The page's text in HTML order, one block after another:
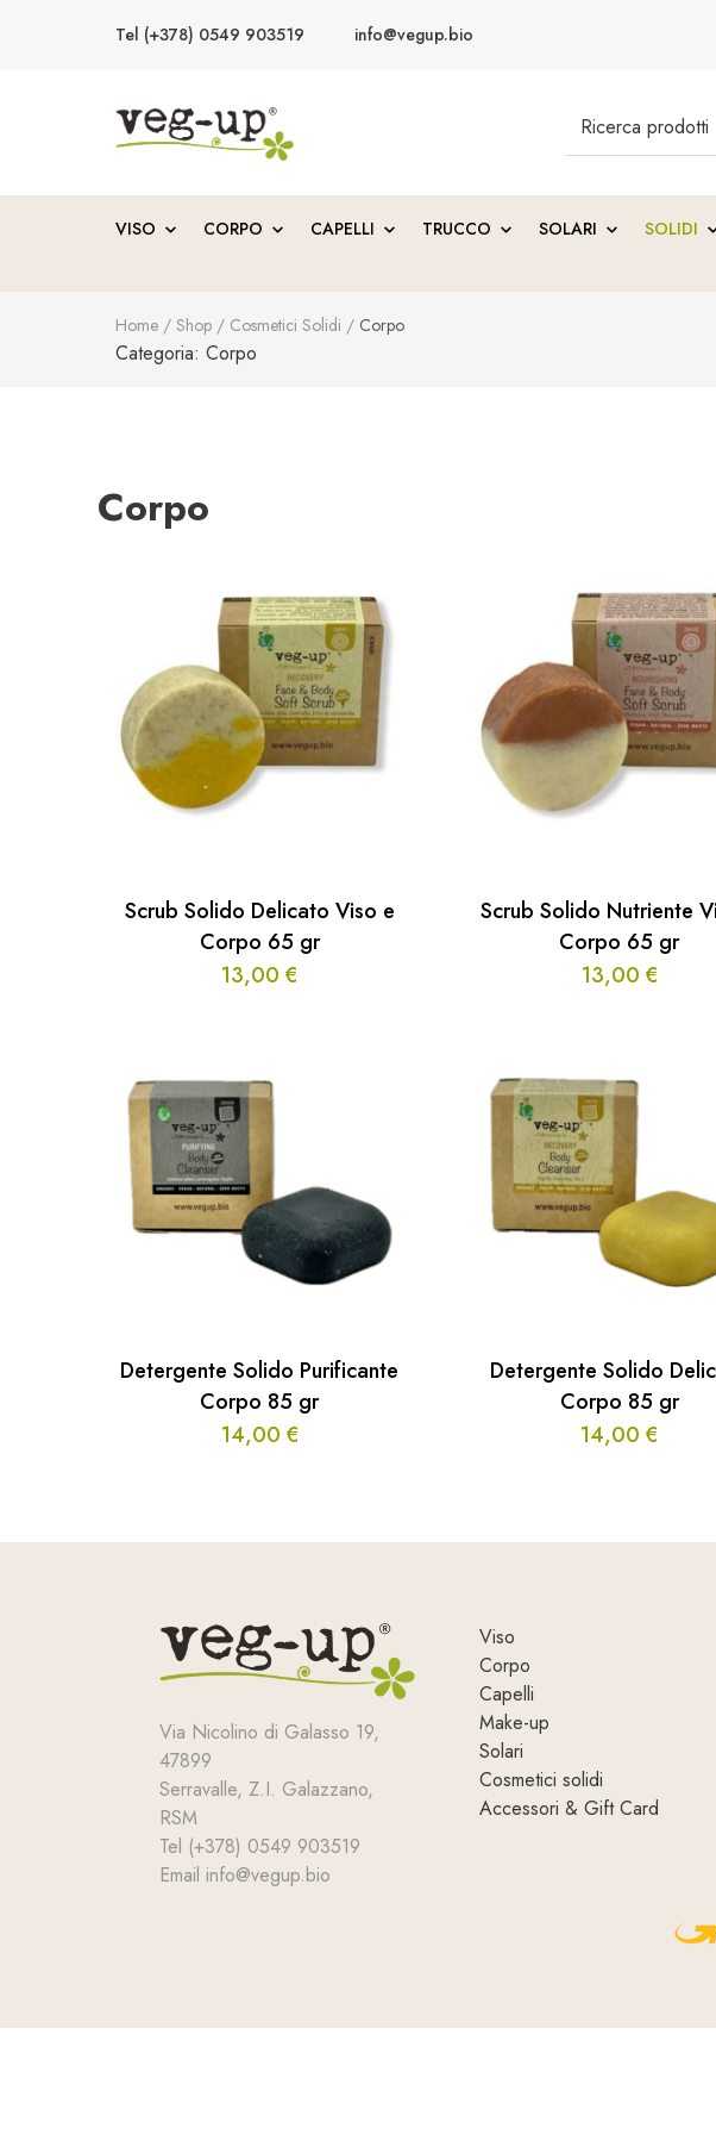
Tel (+378) 0549 903519 info@vegup.bio
VegUp.bio
Search
for:
VISO CORPO CAPELLI TRUCCO SOLARI SOLIDI
Home / Shop / Cosmetici Solidi / Corpo
Categoria: Corpo
Corpo
Scrub Solido Delicato Viso e
Corpo 65 gr
13,00€
Scrub Solido Nutriente
Corpo 65 gr
13,00 €
Detergente Solido Purificante
Corpo 85 gr
14,00 €
Detergente Solido
Corpo 85 gr
14,00€
Via Nicolino di Galasso 19,
47899
Serravalle, Z.I. Galazzano,
RSM
Tel (+378) 0549 903519
Email info@vegup.bio
Viso
Corpo
Capelli
Make-up
Solari
Cosmetici solidi
Accessori & Gift Card